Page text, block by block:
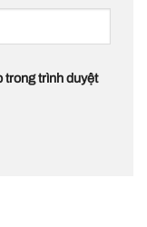
trong trình duyệt